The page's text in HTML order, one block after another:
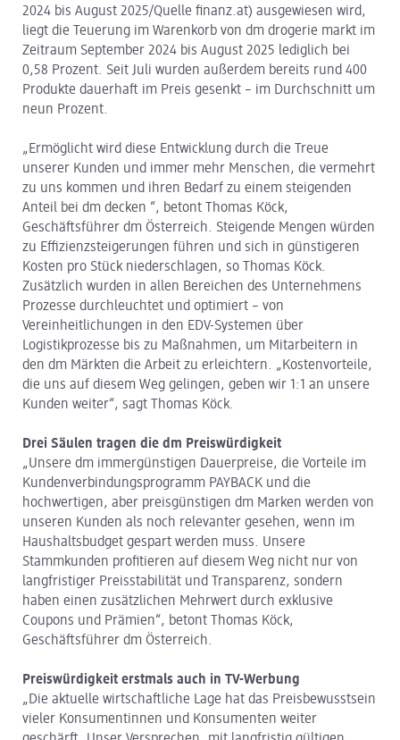
2024 bis August 2025/Quelle finanz.at) ausgewiesen wird,
liegt die Teuerung im Warenkorb von dm drogerie markt im
Zeitraum September 2024 bis August 2025 lediglich bei
0,58 Prozent. Seit Juli wurden außerdem bereits rund 400
Produkte dauerhaft im Preis gesenkt – im Durchschnitt um
neun Prozent.
„Ermöglicht wird diese Entwicklung durch die Treue
unserer Kunden und immer mehr Menschen, die vermehrt
zu uns kommen und ihren Bedarf zu einem steigenden
Anteil bei dm decken “, betont Thomas Köck,
Geschäftsführer dm Österreich. Steigende Mengen würden
zu Effizienzsteigerungen führen und sich in günstigeren
Kosten pro Stück niederschlagen, so Thomas Köck.
Zusätzlich wurden in allen Bereichen des Unternehmens
Prozesse durchleuchtet und optimiert – von
Vereinheitlichungen in den EDV-Systemen über
Logistikprozesse bis zu Maßnahmen, um Mitarbeitern in
den dm Märkten die Arbeit zu erleichtern. „Kostenvorteile,
die uns auf diesem Weg gelingen, geben wir 1:1 an unsere
Kunden weiter“, sagt Thomas Köck.
Drei Säulen tragen die dm Preiswürdigkeit
„Unsere dm immergünstigen Dauerpreise, die Vorteile im
Kundenverbindungsprogramm PAYBACK und die
hochwertigen, aber preisgünstigen dm Marken werden von
unseren Kunden als noch relevanter gesehen, wenn im
Haushaltsbudget gespart werden muss. Unsere
Stammkunden profitieren auf diesem Weg nicht nur von
langfristiger Preisstabilität und Transparenz, sondern
haben einen zusätzlichen Mehrwert durch exklusive
Coupons und Prämien“, betont Thomas Köck,
Geschäftsführer dm Österreich.
Preiswürdigkeit erstmals auch in TV-Werbung
„Die aktuelle wirtschaftliche Lage hat das Preisbewusstsein
vieler Konsumentinnen und Konsumenten weiter